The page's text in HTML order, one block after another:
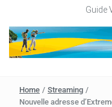
Guide
Home / Streaming /
Nouvelle adresse